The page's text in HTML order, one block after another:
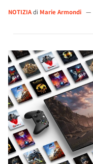
NOTIZIAdi Marie Armondi —